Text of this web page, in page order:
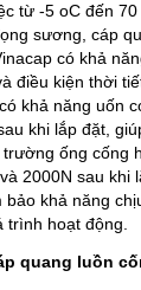
từ -5 oC đến
sương, cáp
có khả
điều kiện thời
khả năng uốn
khi lắp đặt,
ống cống
2000N sau khi
bảo khả năng
trình hoạt động.
quang luồn